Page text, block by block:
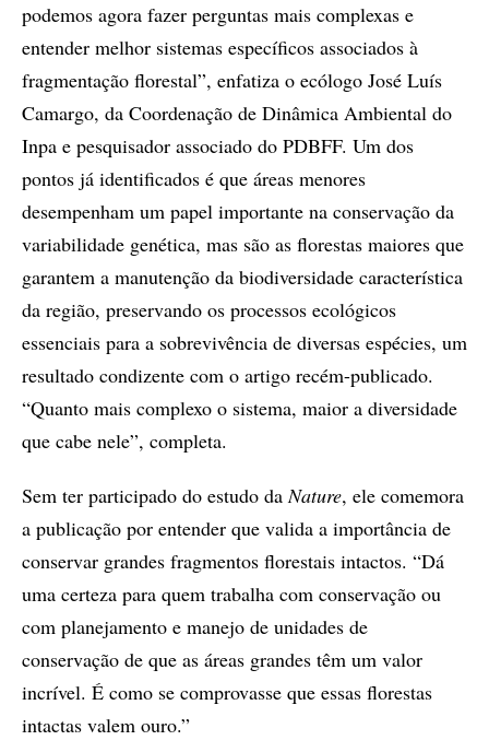
podemos agora fazer perguntas mais complexas e
entender melhor sistemas específicos associados à
fragmentação florestal”, enfatiza o ecólogo José Luís
Camargo, da Coordenação de Dinâmica Ambiental do
Inpa e pesquisador associado do PDBFF. Um dos
pontos já identificados é que áreas menores
desempenham um papel importante na conservação da
variabilidade genética, mas são as florestas maiores que
garantem a manutenção da biodiversidade característica
da região, preservando os processos ecológicos
essenciais para a sobrevivência de diversas espécies, um
resultado condizente com o artigo recém-publicado.
“Quanto mais complexo o sistema, maior a diversidade
que cabe nele”, completa.
Sem ter participado do estudo daNature, ele comemora
a publicação por entender que valida a importância de
conservar grandes fragmentos florestais intactos. “Dá
uma certeza para quem trabalha com conservação ou
com planejamento e manejo de unidades de
conservação de que as áreas grandes têm um valor
incrível. É como se comprovasse que essas florestas
intactas valem ouro.”